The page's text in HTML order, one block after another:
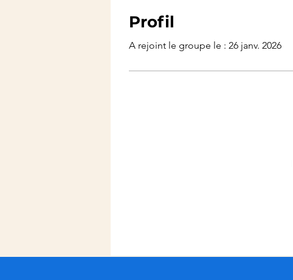
Profil
A rejoint le groupe le : 26 janv. 2026